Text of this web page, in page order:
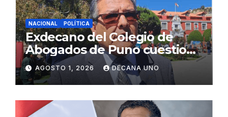
NACIONAL POLÍTICA
Exdecano del Colegio de
Abogados de Puno cuestiona
propuestas sobre seguridad
ciudadana
AGOSTO 1, 2026 DECANA UNO